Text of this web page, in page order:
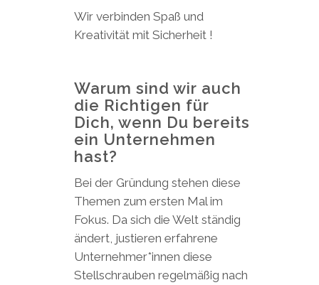
Wir verbinden Spaß und
Kreativität mit Sicherheit !
Warum sind wir auch
die Richtigen für
Dich, wenn Du bereits
ein Unternehmen
hast?
Bei der Gründung stehen diese
Themen zum ersten Mal im
Fokus. Da sich die Welt ständig
ändert, justieren erfahrene
Unternehmer*innen diese
Stellschrauben regelmäßig nach